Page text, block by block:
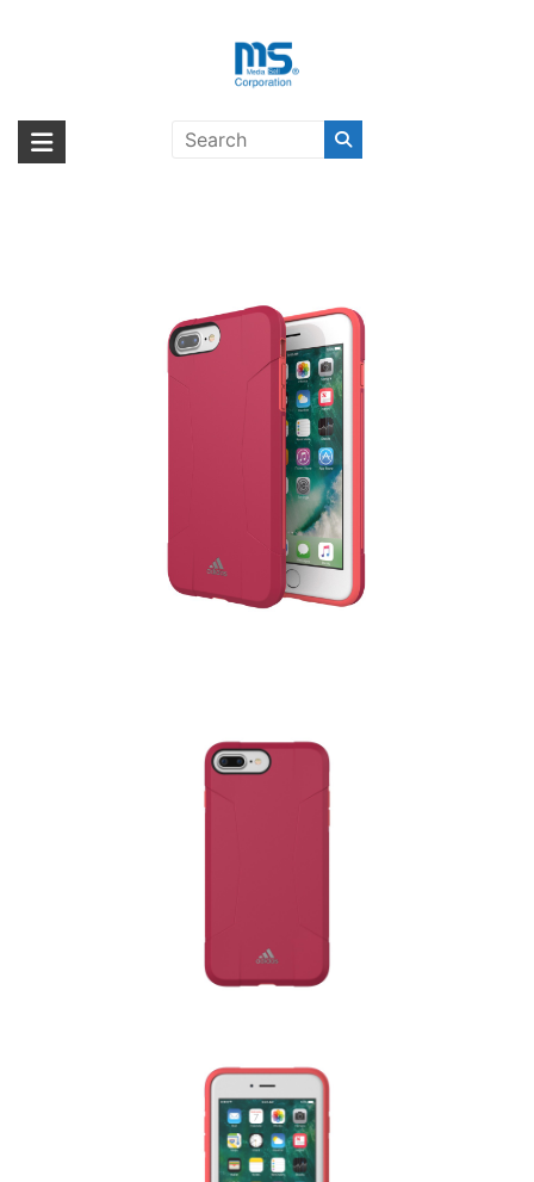
海外輸入ブランド商品｜株式会社
海外事業部が取り揃えている海外輸入商品には、日本では珍しい「海外ブ
ランド」をはじめ「ユニークな商品」「機能的な商品」「コストパフォー
iPhone 8 Plus Energy Pink〔アデ